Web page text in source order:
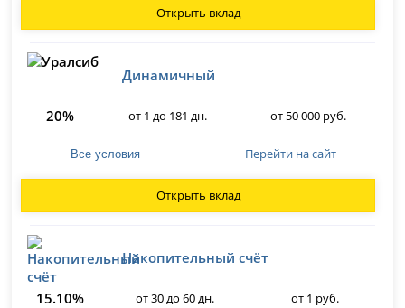
Открыть вклад
Динамичный
20% от 1 до 181 дн. от 50 000 руб.
Все условия Перейти на сайт
Открыть вклад
Накопительный счёт
15.10% от 30 до 60 дн. от 1 руб.